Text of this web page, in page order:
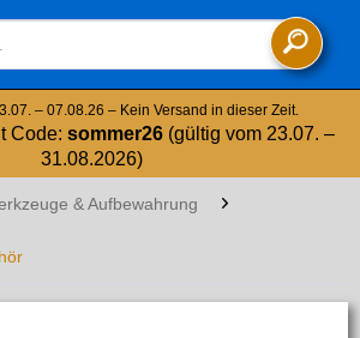

– 07.08.26 – Kein Versand in dieser Zeit.
Code: sommer26 (gültig vom 23.07. –
31.08.2026)
& Aufbewahrung